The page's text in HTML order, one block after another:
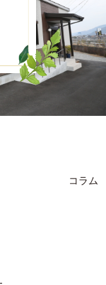
コラム